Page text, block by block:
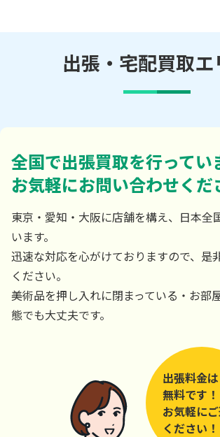
出張・宅配買取エ
全国で出張買取を行ってい
お気軽にお問い合わせくだ
東京・愛知・大阪に店舗を構え、日本全
います。
迅速な対応を心がけておりますので、是
ください。
美術品を押し入れに閉まっている・お部
態でも大丈夫です。
出張料金は
無料です！
お気軽に
ください！